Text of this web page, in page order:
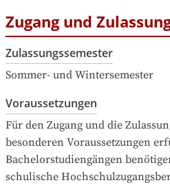
Zugang und
Zulassungssemester
Sommer- und Wintersemester
Voraussetzungen
Für den Zugang und die
besonderen Voraussetzungen
Bachelorstudiengängen
schulische